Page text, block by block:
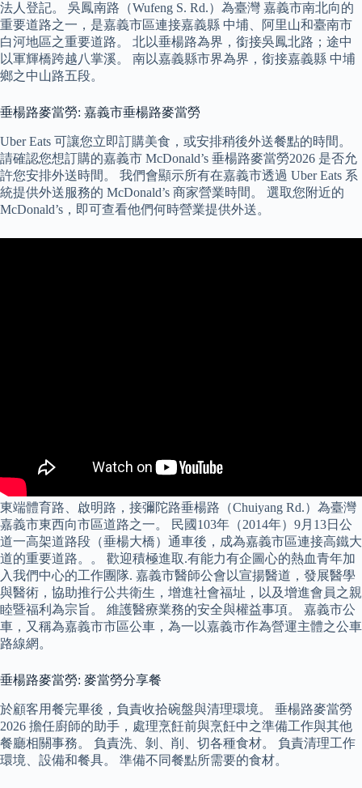
法人登記。 吳鳳南路（Wufeng S. Rd.）為臺灣 嘉義市南北向的
重要道路之一，是嘉義市區連接嘉義縣 中埔、阿里山和臺南市
白河地區之重要道路。 北以垂楊路為界，銜接吳鳳北路；途中
以軍輝橋跨越八掌溪。 南以嘉義縣市界為界，銜接嘉義縣 中埔
鄉之中山路五段。
垂楊路麥當勞: 嘉義市垂楊路麥當勞
Uber Eats 可讓您立即訂購美食，或安排稍後外送餐點的時間。
請確認您想訂購的嘉義市 McDonald’s 垂楊路麥當勞2026 是否允
許您安排外送時間。 我們會顯示所有在嘉義市透過 Uber Eats 系
統提供外送服務的 McDonald’s 商家營業時間。 選取您附近的
McDonald’s，即可查看他們何時營業提供外送。
東端體育路、啟明路，接彌陀路垂楊路（Chuiyang Rd.）為臺灣
嘉義市東西向市區道路之一。 民國103年（2014年）9月13日公
道一高架道路段（垂楊大橋）通車後，成為嘉義市區連接高鐵大
道的重要道路。。 歡迎積極進取.有能力有企圖心的熱血青年加
入我們中心的工作團隊. 嘉義市醫師公會以宣揚醫道，發展醫學
與醫術，協助推行公共衛生，增進社會福址，以及增進會員之親
睦暨福利為宗旨。 維護醫療業務的安全與權益事項。 嘉義市公
車，又稱為嘉義市市區公車，為一以嘉義市作為營運主體之公車
路線網。
垂楊路麥當勞: 麥當勞分享餐
於顧客用餐完畢後，負責收拾碗盤與清理環境。 垂楊路麥當勞
2026 擔任廚師的助手，處理烹飪前與烹飪中之準備工作與其他
餐廳相關事務。 負責洗、剝、削、切各種食材。 負責清理工作
環境、設備和餐具。 準備不同餐點所需要的食材。